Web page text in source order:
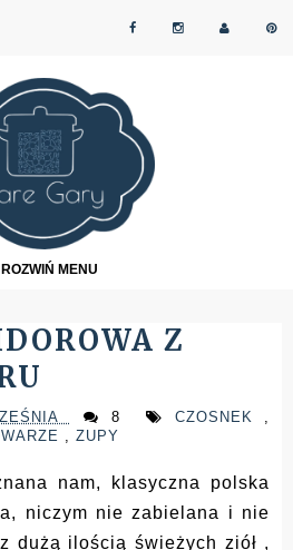
MENU
Z
8 CZOSNEK ,
, ZUPY
nam, klasyczna polska
niczym nie zabielana i nie
dużą ilością świeżych ziół ,